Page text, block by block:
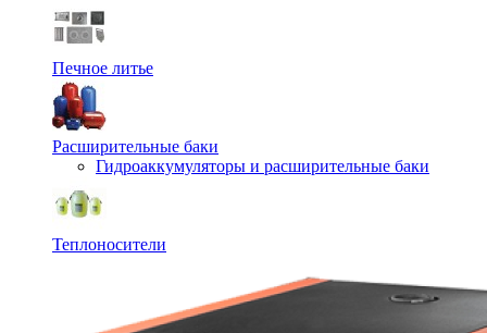
Печное литье
Расширительные баки
Гидроаккумуляторы и расширительные баки
Теплоносители